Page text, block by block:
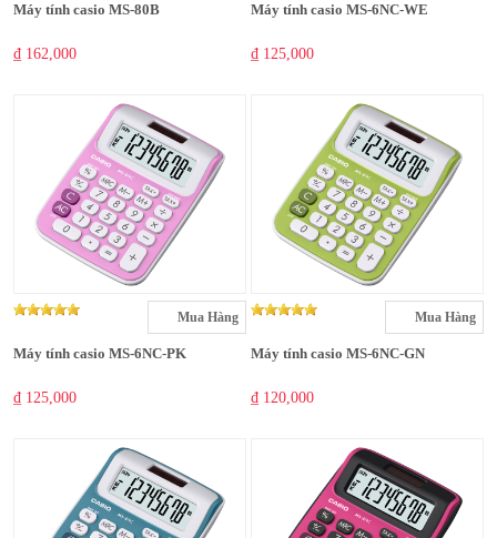
Máy tính casio MS-80B
₫ 162,000
Máy tính casio MS-6NC-WE
₫ 125,000
Mua Hàng
Máy tính casio MS-6NC-PK
₫ 125,000
Mua Hàng
Máy tính casio MS-6NC-GN
₫ 120,000